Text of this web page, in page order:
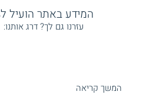
המידע באתר הועיל ל87% מהגולשים.
עזרנו גם לך? דרג אותנו:
המשך קריאה